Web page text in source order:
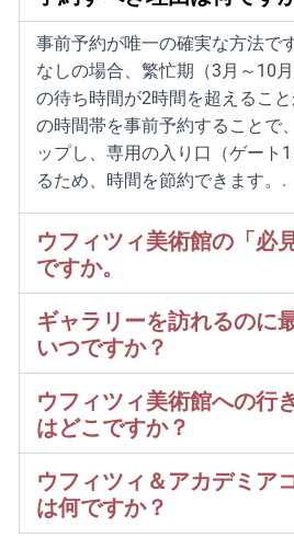
事前予約が唯一の確実な方法で
なしの場合、繁忙期（3月～10
の待ち時間が2時間を超えるこ
の時間帯を事前予約することで
ップし、専用の入り口（ゲート
るため、時間を節約できます。.
ウフィツィ美術館の「必
ですか。
ギャラリーを訪れるのに
いつですか？
ウフィツィ美術館への行
はどこですか？
ウフィツィ＆アカデミア
は何ですか？